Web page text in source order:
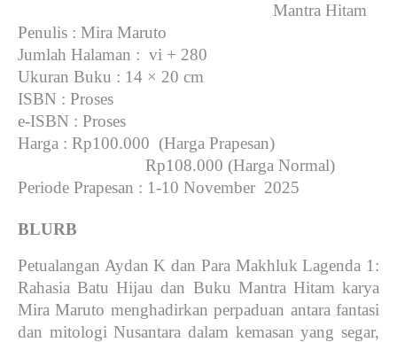
Mantra Hitam
Penulis : Mira Maruto
Jumlah Halaman : vi + 280
Ukuran Buku : 14 × 20 cm
ISBN : Proses
e-ISBN : Proses
Harga : Rp100.000 (Harga Prapesan)
Rp108.000 (Harga Normal)
Periode Prapesan : 1-10 November 2025
BLURB
Petualangan Aydan K dan Para Makhluk Lagenda 1:
Rahasia Batu Hijau dan Buku Mantra Hitam karya
Mira Maruto menghadirkan perpaduan antara fantasi
dan mitologi Nusantara dalam kemasan yang segar,